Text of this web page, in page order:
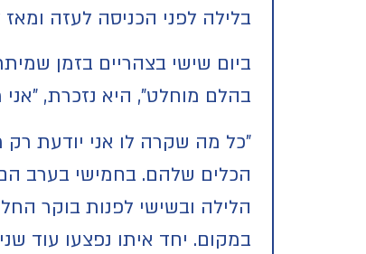
בלילה לפני הכניסה לעזה ומאז
ביום שישי בצהריים בזמן
בהלם מוחלט", היא נזכרת,
"כל מה שקרה לו אני יודעת רק
הכלים שלהם. בחמישי בערב
הלילה ובשישי לפנות בוקר
במקום. יחד איתו נפצעו עוד